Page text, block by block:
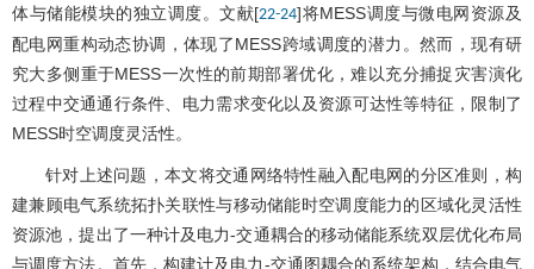
体与储能模块的独立调度。文献[22-24]将MESS调度与微电网资源及
配电网重构动态协调，体现了MESS跨域调度的潜力。然而，现有研
究大多侧重于MESS一次性的前期部署优化，难以充分捕捉灾害演化
过程中交通通行条件、电力需求变化以及资源可达性等特征，限制了
MESS时空调度灵活性。
针对上述问题，本文将交通网络特性融入配电网的分区准则，构
建兼顾电气系统拓扑关联性与移动储能时空调度能力的区域化灵活性
资源池，提出了一种计及电力-交通耦合的移动储能系统双层优化布局
与调度方法。首先，构建计及电力-交通图耦合的系统架构，结合电气